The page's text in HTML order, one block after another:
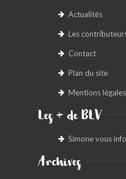
Actualités
Les
Contact
Plan du site
Mentions légales
Les + de BLV
Simone vous
Archives